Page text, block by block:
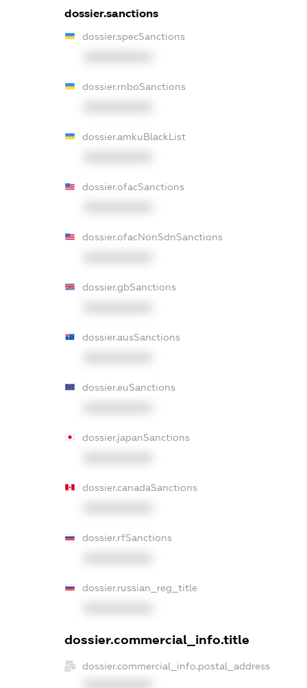
dossier.sanctions
dossier.specSanctions
dossier.rnboSanctions
dossier.amkuBlackList
dossier.ofacSanctions
dossier.ofacNonSdnSanctions
dossier.gbSanctions
dossier.ausSanctions
dossier.euSanctions
dossier.japanSanctions
dossier.canadaSanctions
dossier.rfSanctions
dossier.russian_reg_title
dossier.commercial_info.title
dossier.commercial_info.postal_address